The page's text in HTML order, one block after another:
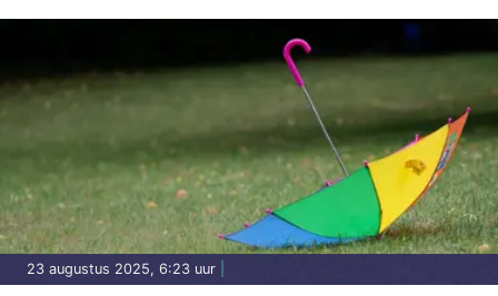
23 augustus 2025, 6:23 uur